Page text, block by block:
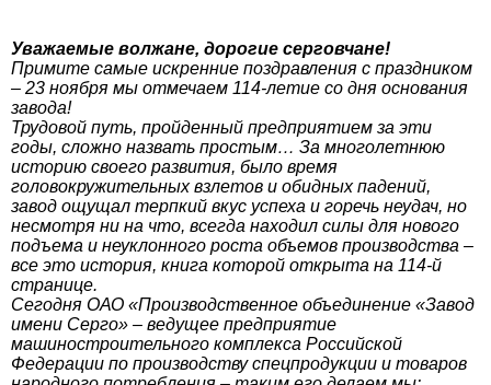
Уважаемые волжане, дорогие серговчане!
Примите самые искренние поздравления с праздником
– 23 ноября мы отмечаем 114-летие со дня основания
завода!
Трудовой путь, пройденный предприятием за эти
годы, сложно назвать простым… За многолетнюю
историю своего развития, было время
головокружительных взлетов и обидных падений,
завод ощущал терпкий вкус успеха и горечь неудач, но
несмотря ни на что, всегда находил силы для нового
подъема и неуклонного роста объемов производства –
все это история, книга которой открыта на 114-й
странице.
Сегодня ОАО «Производственное объединение «Завод
имени Серго» – ведущее предприятие
машиностроительного комплекса Российской
Федерации по производству спецпродукции и товаров